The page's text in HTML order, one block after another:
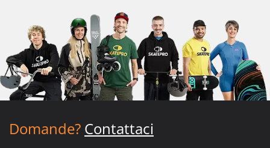
Domande? Contattaci